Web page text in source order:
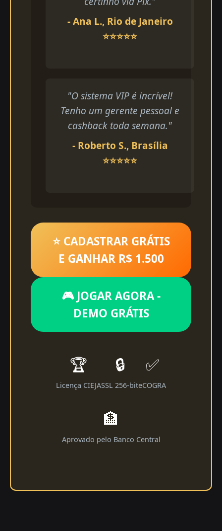
- Ana L., Rio de Janeiro
⭐⭐⭐⭐⭐
"O sistema VIP é incrível!
Tenho um gerente pessoal e
cashback toda semana."
- Roberto S., Brasília
⭐⭐⭐⭐⭐
⭐ CADASTRAR GRÁTIS
E GANHAR R$ 1.500
🎮 JOGAR AGORA -
DEMO GRÁTIS
🏆
Licença CIEJA
🔒
SSL 256-bit
✅
eCOGRA
🏦
Aprovado pelo Banco Central